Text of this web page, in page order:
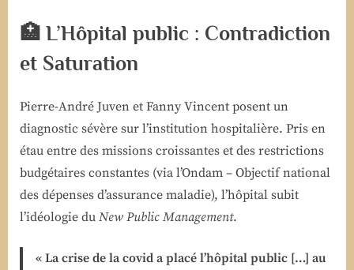
🏥 L’Hôpital public : Contradiction
et Saturation
Pierre-André Juven et Fanny Vincent posent un
diagnostic sévère sur l’institution hospitalière. Pris en
étau entre des missions croissantes et des restrictions
budgétaires constantes (via l’Ondam – Objectif national
des dépenses d’assurance maladie), l’hôpital subit
l’idéologie du New Public Management.
« La crise de la covid a placé l’hôpital public […] au